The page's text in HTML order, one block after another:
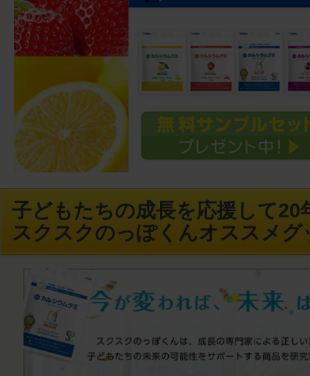
子どもたちの成長を応援して20
スクスクのっぽくんオススメグ